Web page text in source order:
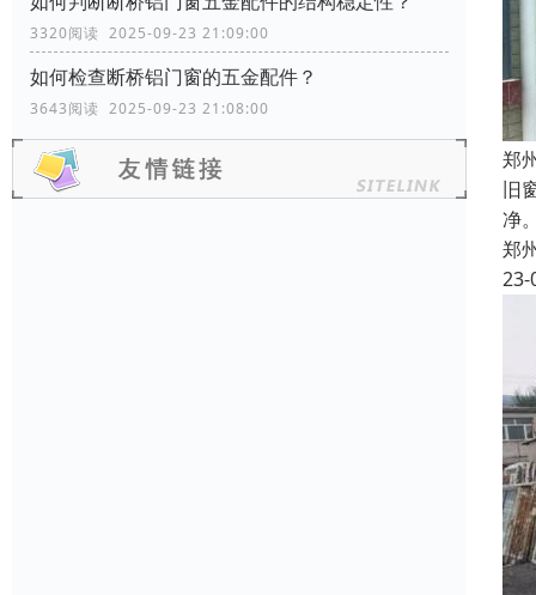
3320阅读 2025-09-23 21:09:00
如何检查断桥铝门窗的五金配件？
3643阅读 2025-09-23 21:08:00
郑
旧
净
郑
23-